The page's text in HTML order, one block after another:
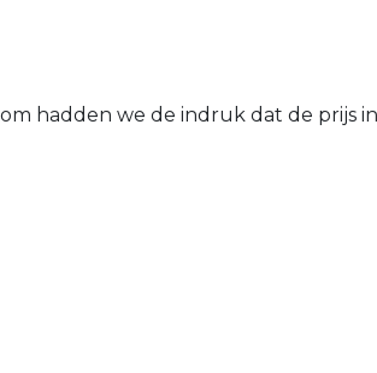
hadden we de indruk dat de prijs